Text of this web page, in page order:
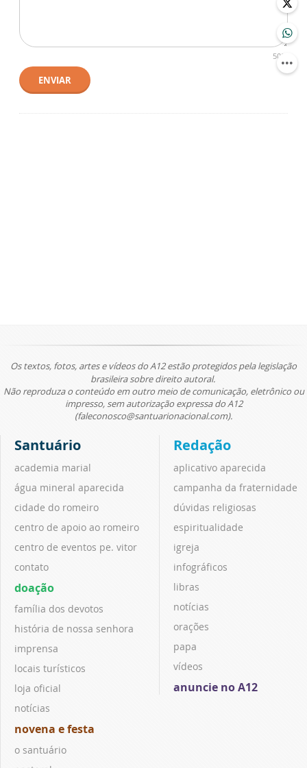
500
ENVIAR
Os textos, fotos, artes e vídeos do A12 estão protegidos pela legislação
brasileira sobre direito autoral.
Não reproduza o conteúdo em outro meio de comunicação, eletrônico ou
impresso, sem autorização expressa do A12
(faleconosco@santuarionacional.com).
Santuário
academia marial
água mineral aparecida
cidade do romeiro
centro de apoio ao romeiro
centro de eventos pe. vitor
contato
doação
família dos devotos
história de nossa senhora
imprensa
locais turísticos
loja oficial
notícias
novena e festa
o santuário
Redação
aplicativo aparecida
campanha da fraternidade
dúvidas religiosas
espiritualidade
igreja
infográficos
libras
notícias
orações
papa
vídeos
anuncie no A12